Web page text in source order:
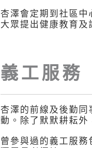
杏澤會定期到社區中
大眾提出健康教育及
義工服務
杏澤的前線及後勤同
動。除了默默耕耘外
曾參與過的義工服務